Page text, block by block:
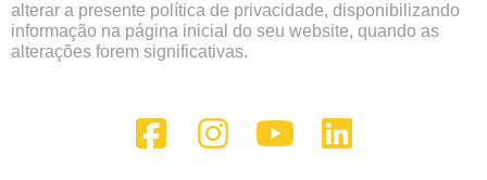
alterar a presente política de privacidade, disponibilizando
informação na página inicial do seu website, quando as
alterações forem significativas.